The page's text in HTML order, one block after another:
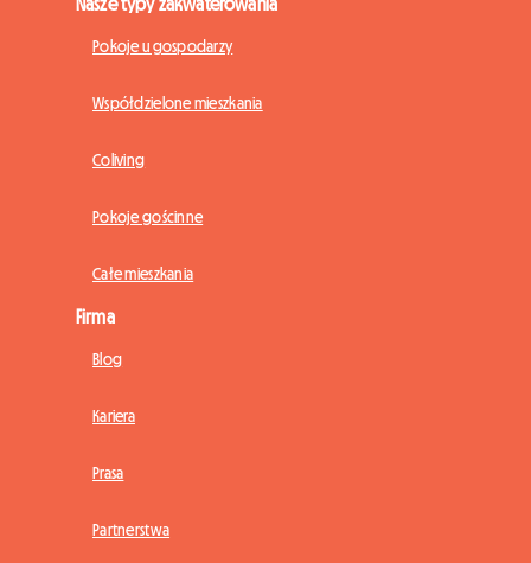
Pokoje u gospodarzy
Współdzielone mieszkania
Coliving
Pokoje gościnne
Całe mieszkania
Firma
Blog
Kariera
Prasa
Partnerstwa